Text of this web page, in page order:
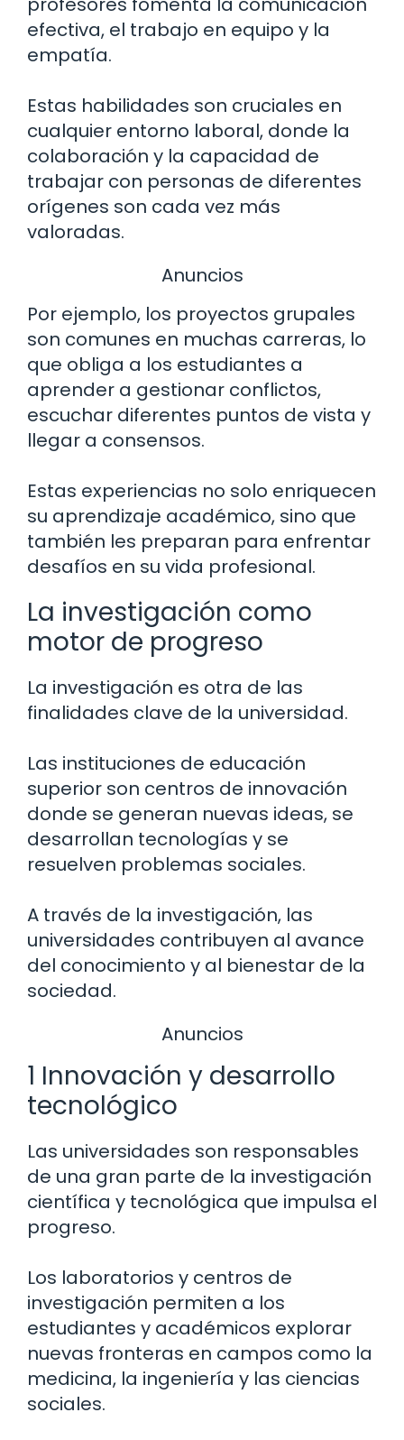
efectiva, el trabajo en equipo y la
empatía.
Estas habilidades son cruciales en
cualquier entorno laboral, donde la
colaboración y la capacidad de
trabajar con personas de diferentes
orígenes son cada vez más
valoradas.
Anuncios
Por ejemplo, los proyectos grupales
son comunes en muchas carreras, lo
que obliga a los estudiantes a
aprender a gestionar conflictos,
escuchar diferentes puntos de vista y
llegar a consensos.
Estas experiencias no solo enriquecen
su aprendizaje académico, sino que
también les preparan para enfrentar
desafíos en su vida profesional.
La investigación como
motor de progreso
La investigación es otra de las
finalidades clave de la universidad.
Las instituciones de educación
superior son centros de innovación
donde se generan nuevas ideas, se
desarrollan tecnologías y se
resuelven problemas sociales.
A través de la investigación, las
universidades contribuyen al avance
del conocimiento y al bienestar de la
sociedad.
Anuncios
1 Innovación y desarrollo
tecnológico
Las universidades son responsables
de una gran parte de la investigación
científica y tecnológica que impulsa el
progreso.
Los laboratorios y centros de
investigación permiten a los
estudiantes y académicos explorar
nuevas fronteras en campos como la
medicina, la ingeniería y las ciencias
sociales.